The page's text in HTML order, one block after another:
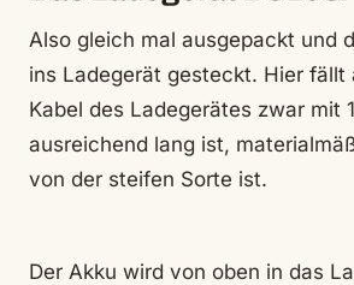
Also gleich mal ausgepackt und
ins Ladegerät gesteckt. Hier fällt
Kabel des Ladegerätes zwar mit
ausreichend lang ist,
von der steifen Sorte ist.
Der Akku wird von oben in das